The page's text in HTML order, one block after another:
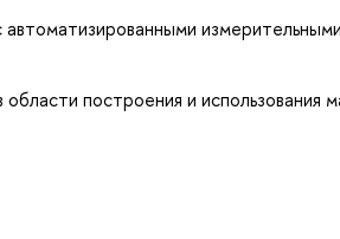
построения и